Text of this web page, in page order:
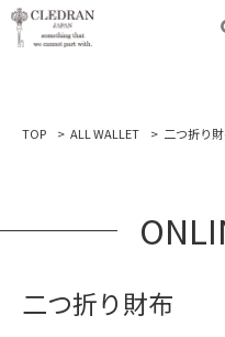
TOP ALL WALLET 二つ折り
二つ折り財布